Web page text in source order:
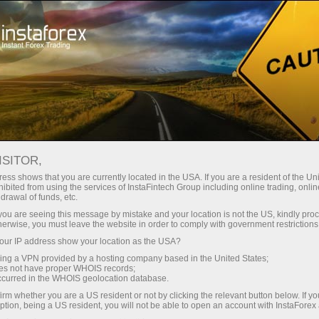
Para Principiantes
Preguntas Frecuentes
Sistema PAMM
Do you have any
questions?
We have the answers. We created this section
with the most frequently asked questions about
the affiliate program, trading conditions, the
PAMM system, registration, verification, and
other issues.
shows that you are currently located in the USA. If you are a resident of the
from using the services of InstaFintech Group including online trading,
of funds, etc.
are seeing this message by mistake and your location is not the US, kindly
you must leave the website in order to comply with government
IP address show your location as the USA?
a VPN provided by a hosting company based in the United States;
not have proper WHOIS records;
in the WHOIS geolocation database.
whether you are a US resident or not by clicking the relevant button below. If
being a US resident, you will not be able to open an account with InstaForex